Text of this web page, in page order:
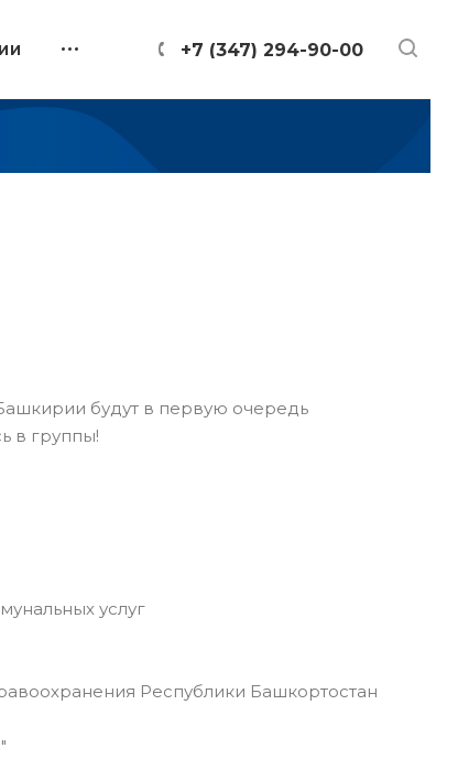
+7 (347) 294-90-00
будут в первую очередь
в группы!
услуг
Республики Башкортостан